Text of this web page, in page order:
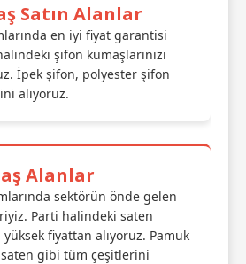
Satın Alanlar
en iyi fiyat garantisi
şifon kumaşlarınızı
İpek şifon, polyester şifon
alıyoruz.
Alanlar
sektörün önde gelen
Parti halindeki saten
yüksek fiyattan alıyoruz. Pamuk
gibi tüm çeşitlerini